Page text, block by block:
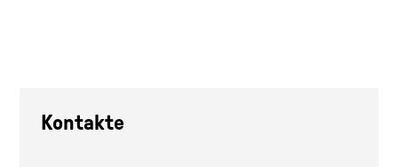
Kontakte